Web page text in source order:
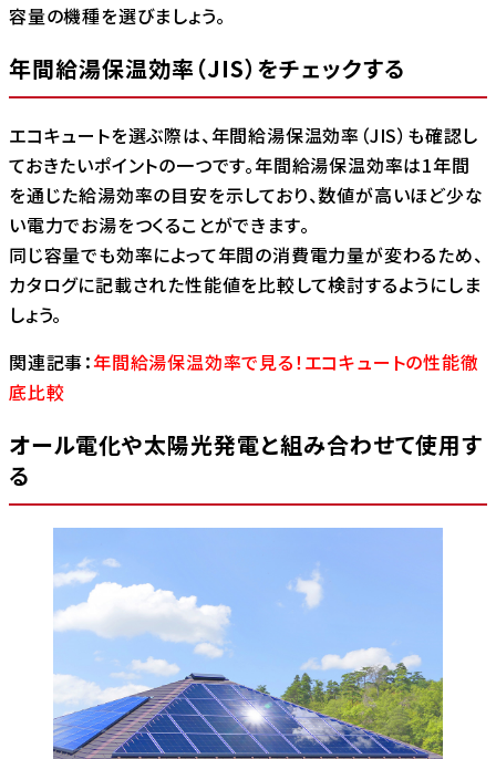
容量の機種を選びましょう。
年間給湯保温効率（JIS）をチェックする
エコキュートを選ぶ際は、年間給湯保温効率（JIS）も確認し
ておきたいポイントの一つです。年間給湯保温効率は1年間
を通じた給湯効率の目安を示しており、数値が高いほど少な
い電力でお湯をつくることができます。
同じ容量でも効率によって年間の消費電力量が変わるため、
カタログに記載された性能値を比較して検討するようにしま
しょう。
関連記事：年間給湯保温効率で見る！エコキュートの性能徹
底比較
オール電化や太陽光発電と組み合わせて使用す
る